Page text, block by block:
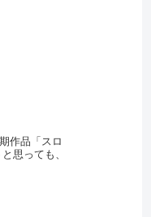
作品「スロ